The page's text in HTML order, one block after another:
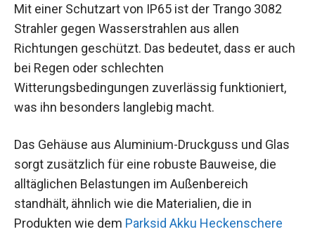
Mit einer Schutzart von IP65 ist der Trango 3082
Strahler gegen Wasserstrahlen aus allen
Richtungen geschützt. Das bedeutet, dass er auch
bei Regen oder schlechten
Witterungsbedingungen zuverlässig funktioniert,
was ihn besonders langlebig macht.
Das Gehäuse aus Aluminium-Druckguss und Glas
sorgt zusätzlich für eine robuste Bauweise, die
alltäglichen Belastungen im Außenbereich
standhält, ähnlich wie die Materialien, die in
Produkten wie dem Parksid Akku Heckenschere